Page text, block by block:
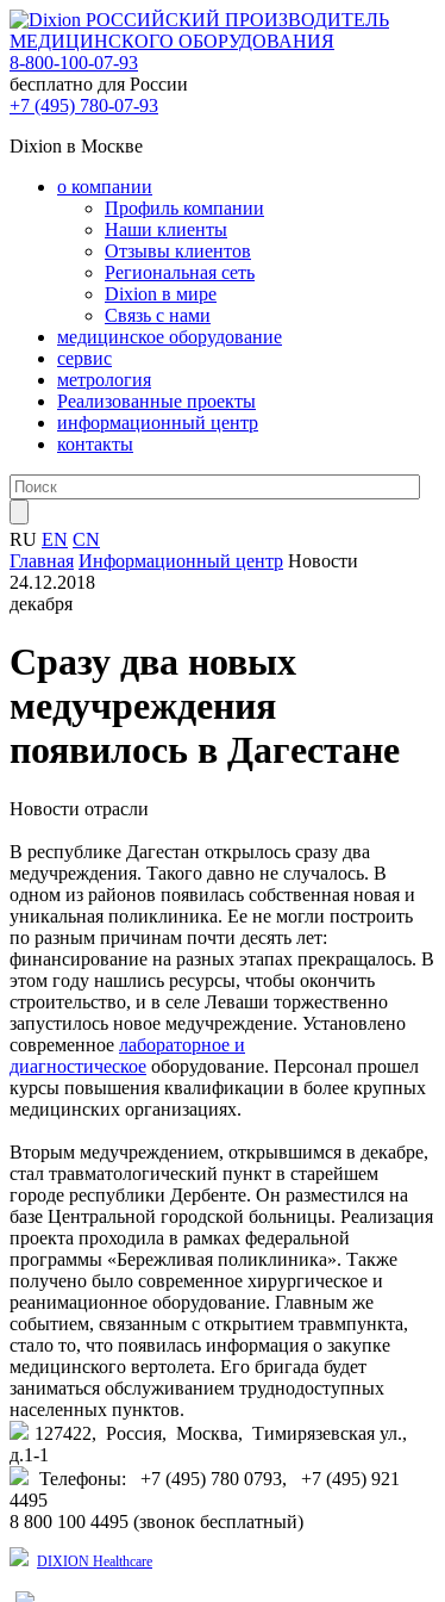
РОССИЙСКИЙ ПРОИЗВОДИТЕЛЬ
МЕДИЦИНСКОГО ОБОРУДОВАНИЯ
8-800-100-07-93
бесплатно для России
+7 (495) 780-07-93
Dixion в Москве
о компании
Профиль компании
Наши клиенты
Отзывы клиентов
Региональная сеть
Dixion в мире
Связь с нами
медицинское оборудование
сервис
метрология
Реализованные проекты
информационный центр
контакты
RU EN CN
Главная Информационный центр Новости
24.12.2018
декабря
Сразу два новых
медучреждения
появилось в Дагестане
Новости отрасли
В республике Дагестан открылось сразу два
медучреждения. Такого давно не случалось. В
одном из районов появилась собственная новая и
уникальная поликлиника. Ее не могли построить
по разным причинам почти десять лет:
финансирование на разных этапах прекращалось. В
этом году нашлись ресурсы, чтобы окончить
строительство, и в селе Леваши торжественно
запустилось новое медучреждение. Установлено
современное лабораторное и
диагностическое оборудование. Персонал прошел
курсы повышения квалификации в более крупных
медицинских организациях.
Вторым медучреждением, открывшимся в декабре,
стал травматологический пункт в старейшем
городе республики Дербенте. Он разместился на
базе Центральной городской больницы. Реализация
проекта проходила в рамках федеральной
программы «Бережливая поликлиника». Также
получено было современное хирургическое и
реанимационное оборудование. Главным же
событием, связанным с открытием травмпункта,
стало то, что появилась информация о закупке
медицинского вертолета. Его бригада будет
заниматься обслуживанием труднодоступных
населенных пунктов.
127422, Россия, Москва, Тимирязевская ул.,
д.1-1
Телефоны: +7 (495) 780 0793, +7 (495) 921
4495
8 800 100 4495 (звонок бесплатный)
DIXION Healthcare